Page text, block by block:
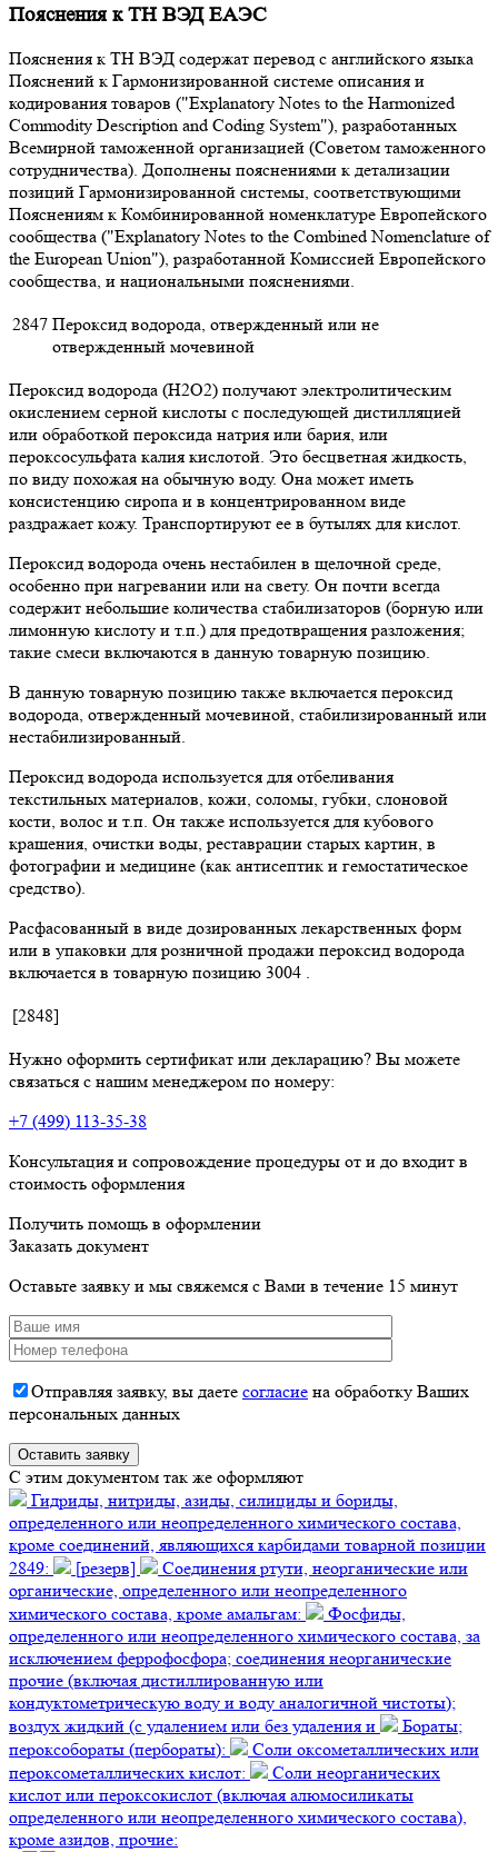
Пояснения к ТН ВЭД ЕАЭС
Пояснения к ТН ВЭД содержат перевод с английского языка
Пояснений к Гармонизированной системе описания и
кодирования товаров ("Explanatory Notes to the Harmonized
Commodity Description and Coding System"), разработанных
Всемирной таможенной организацией (Советом таможенного
сотрудничества). Дополнены пояснениями к детализации
позиций Гармонизированной системы, соответствующими
Пояснениям к Комбинированной номенклатуре Европейского
сообщества ("Explanatory Notes to the Combined Nomenclature of
the European Union"), разработанной Комиссией Европейского
сообщества, и национальными пояснениями.
2847 Пероксид водорода, отвержденный или не
отвержденный мочевиной
Пероксид водорода (H2O2) получают электролитическим
окислением серной кислоты с последующей дистилляцией
или обработкой пероксида натрия или бария, или
пероксосульфата калия кислотой. Это бесцветная жидкость,
по виду похожая на обычную воду. Она может иметь
консистенцию сиропа и в концентрированном виде
раздражает кожу. Транспортируют ее в бутылях для кислот.
Пероксид водорода очень нестабилен в щелочной среде,
особенно при нагревании или на свету. Он почти всегда
содержит небольшие количества стабилизаторов (борную или
лимонную кислоту и т.п.) для предотвращения разложения;
такие смеси включаются в данную товарную позицию.
В данную товарную позицию также включается пероксид
водорода, отвержденный мочевиной, стабилизированный или
нестабилизированный.
Пероксид водорода используется для отбеливания
текстильных материалов, кожи, соломы, губки, слоновой
кости, волос и т.п. Он также используется для кубового
крашения, очистки воды, реставрации старых картин, в
фотографии и медицине (как антисептик и гемостатическое
средство).
Расфасованный в виде дозированных лекарственных форм
или в упаковки для розничной продажи пероксид водорода
включается в товарную позицию 3004 .
[2848]
Нужно оформить сертификат или декларацию? Вы можете
связаться с нашим менеджером по номеру:
+7 (499) 113-35-38
Консультация и сопровождение процедуры от и до входит в
стоимость оформления
Получить помощь в оформлении
Заказать документ
Оставьте заявку и мы свяжемся с Вами в течение 15 минут
Отправляя заявку, вы даете согласие на обработку Ваших
персональных данных
C этим документом так же оформляют
Гидриды, нитриды, азиды, силициды и бориды,
определенного или неопределенного химического состава,
кроме соединений, являющихся карбидами товарной позиции
2849:
[резерв]
Соединения ртути, неорганические или
органические, определенного или неопределенного
химического состава, кроме амальгам:
Фосфиды,
определенного или неопределенного химического состава, за
исключением феррофосфора; соединения неорганические
прочие (включая дистиллированную или
кондуктометрическую воду и воду аналогичной чистоты);
воздух жидкий (с удалением или без удаления и
Бораты;
пероксобораты (пербораты):
Соли оксометаллических или
пероксометаллических кислот:
Соли неорганических
кислот или пероксокислот (включая алюмосиликаты
определенного или неопределенного химического состава),
кроме азидов, прочие: